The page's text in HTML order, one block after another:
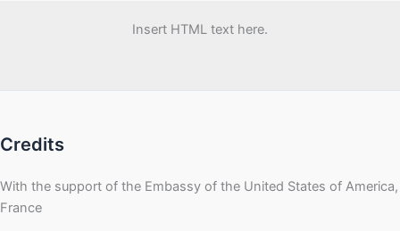
Insert HTML text here.
Credits
With the support of the Embassy of the United States of America,
France